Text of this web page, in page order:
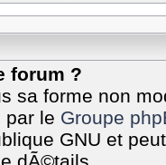
forum ?
sa forme non
par le Groupe
GNU et